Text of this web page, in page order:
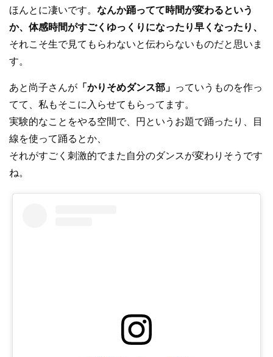
ほんとに凄いです。 なんか踊ってて時間が変わるという
か、体感時間がすごくゆっくりになったり早くなったり、
それこそ生で見てもらわないと伝わらないものだと思いま
す。
あと尚子さんが 「かりそめダンス部」 っていうものを作っ
てて、私もそこに入らせてもらってます。
実験的なことをやる空間で、円というお題で踊ったり、目
線を使って踊るとか、
それがすごく刺激的でまた自分のダンスが変わりそうです
ね。